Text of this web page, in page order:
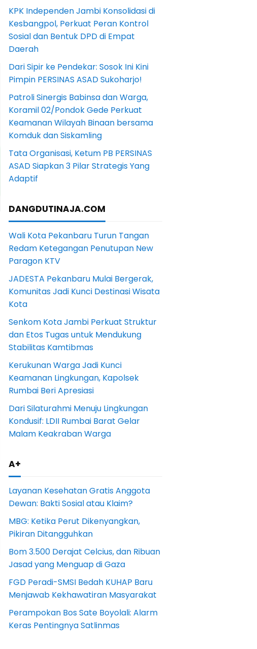
KPK Independen Jambi Konsolidasi di
Kesbangpol, Perkuat Peran Kontrol
Sosial dan Bentuk DPD di Empat
Daerah
Dari Sipir ke Pendekar: Sosok Ini Kini
Pimpin PERSINAS ASAD Sukoharjo!
Patroli Sinergis Babinsa dan Warga,
Koramil 02/Pondok Gede Perkuat
Keamanan Wilayah Binaan bersama
Komduk dan Siskamling
Tata Organisasi, Ketum PB PERSINAS
ASAD Siapkan 3 Pilar Strategis Yang
Adaptif
DANGDUTINAJA.COM
Wali Kota Pekanbaru Turun Tangan
Redam Ketegangan Penutupan New
Paragon KTV
JADESTA Pekanbaru Mulai Bergerak,
Komunitas Jadi Kunci Destinasi Wisata
Kota
Senkom Kota Jambi Perkuat Struktur
dan Etos Tugas untuk Mendukung
Stabilitas Kamtibmas
Kerukunan Warga Jadi Kunci
Keamanan Lingkungan, Kapolsek
Rumbai Beri Apresiasi
Dari Silaturahmi Menuju Lingkungan
Kondusif: LDII Rumbai Barat Gelar
Malam Keakraban Warga
A+
Layanan Kesehatan Gratis Anggota
Dewan: Bakti Sosial atau Klaim?
MBG: Ketika Perut Dikenyangkan,
Pikiran Ditangguhkan
Bom 3.500 Derajat Celcius, dan Ribuan
Jasad yang Menguap di Gaza
FGD Peradi-SMSI Bedah KUHAP Baru
Menjawab Kekhawatiran Masyarakat
Perampokan Bos Sate Boyolali: Alarm
Keras Pentingnya Satlinmas